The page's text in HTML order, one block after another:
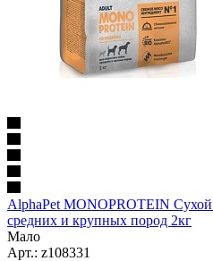
AlphaPet MONOPROTEIN Сухой
средних и крупных пород 2кг
Мало
Арт.: z108331